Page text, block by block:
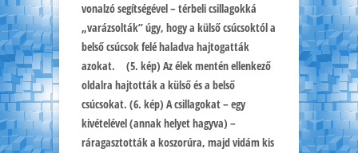
vonalzó segítségével – térbeli csillagokká
„varázsolták” úgy, hogy a külső csúcsoktól a
belső csúcsok felé haladva hajtogatták
azokat. (5. kép) Az élek mentén ellenkező
oldalra hajtották a külső és a belső
csúcsokat. (6. kép) A csillagokat – egy
kivételével (annak helyet hagyva) –
ráragasztották a koszorúra, majd vidám kis